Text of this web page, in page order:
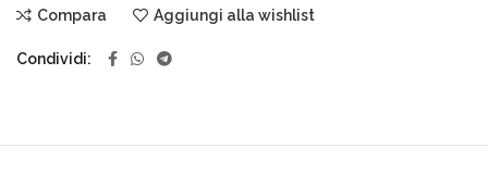
Compara Aggiungi alla wishlist
Condividi